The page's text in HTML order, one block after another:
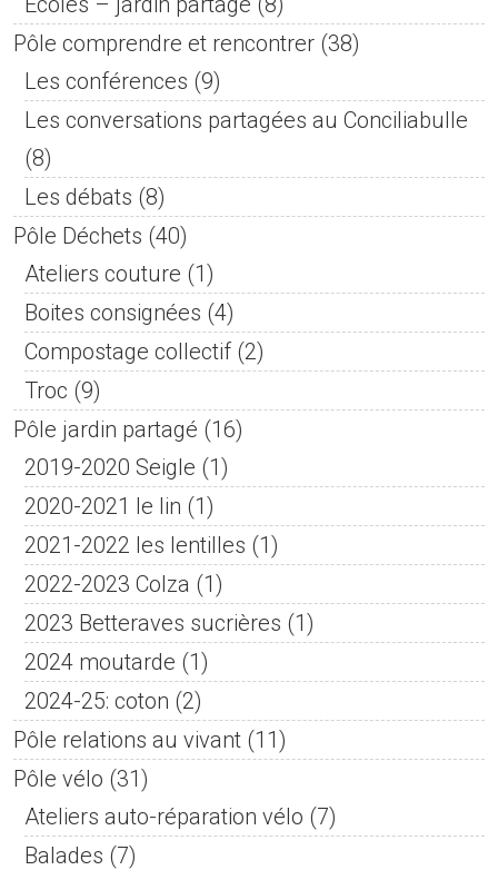
Pôle comprendre et rencontrer (38)
Les conférences (9)
Les conversations partagées au Conciliabulle
(8)
Les débats (8)
Pôle Déchets (40)
Ateliers couture (1)
Boites consignées (4)
Compostage collectif(2)
Troc (9)
Pôle jardin partagé (16)
2019-2020 Seigle (1)
2020-2021 le lin (1)
2021-2022 les lentilles (1)
2022-2023 Colza (1)
2023 Betteraves sucrières (1)
2024 moutarde (1)
2024-25: coton (2)
Pôle relations au vivant (11)
Pôle vélo (31)
Ateliers auto-réparation vélo (7)
Balades (7)